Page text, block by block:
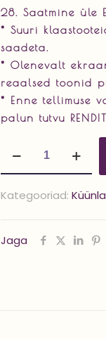
28. Saatmine üle
* Suuri
saadeta.
* Olenevalt
reaalsed toonid
* Enne tellimuse
paluntutvu
Kategooriad:
Jaga